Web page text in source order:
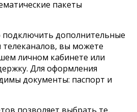
подключить дополнительные
телеканалов, вы можете
личном кабинете или
Для оформления
документы: паспорт и